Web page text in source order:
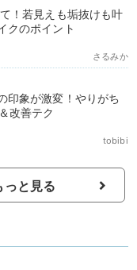
！若見えも垢抜けも叶
クのポイント
さるみか
印象が激変！やりがち
改善テク
tobibi
っと見る